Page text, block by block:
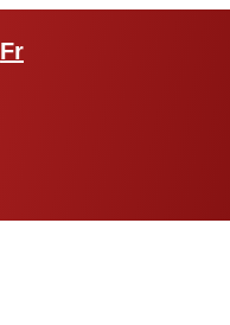
Fr